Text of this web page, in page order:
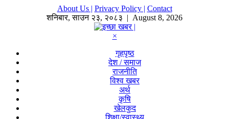
About Us | Privacy Policy | Contact
शनिबार,साउन २३, २०८३ | August 8, 2026
×
गृहपृष्ठ
देश / समाज
राजनीति
विश्व खबर
अर्थ
कृषि
खेलकुद
शिक्षा/स्वास्थ्य